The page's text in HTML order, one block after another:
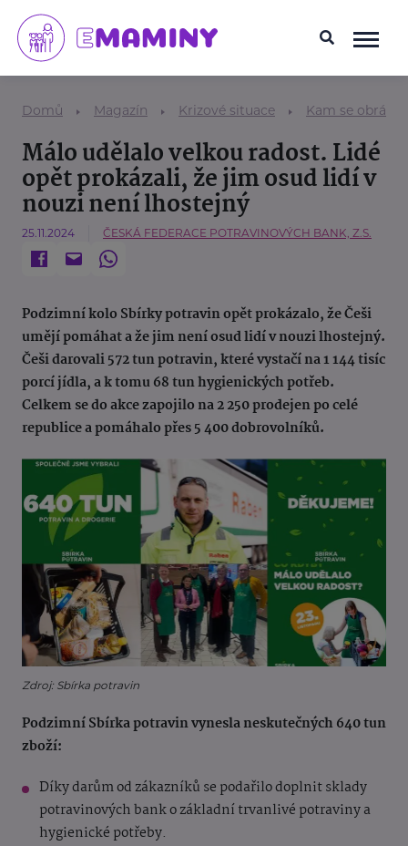
Domů Magazín Krizové situace Kam se obrátit
Málo udělalo velkou radost. Lidé
opět prokázali, že jim osud lidí v
nouzi není lhostejný
25.11.2024 ČESKÁ FEDERACE POTRAVINOVÝCH BANK, Z.S.
Podzimní kolo Sbírky potravin opět prokázalo, že Češi
umějí pomáhat a že jim není osud lidí v nouzi lhostejný.
Češi darovali 572 tun potravin, které vystačí na 1 144 tisíc
porcí jídla, a k tomu 68 tun hygienických potřeb.
Celkem se do akce zapojilo na 2 250 prodejen po celé
republice a pomáhalo přes 5 400 dobrovolníků.
Zdroj: Sbírka potravin
Podzimní Sbírka potravin vynesla neskutečných 640 tun
zboží:
Díky darům od zákazníků se podařilo doplnit sklady
potravinových bank o základní trvanlivé potraviny a
hygienické potřeby.